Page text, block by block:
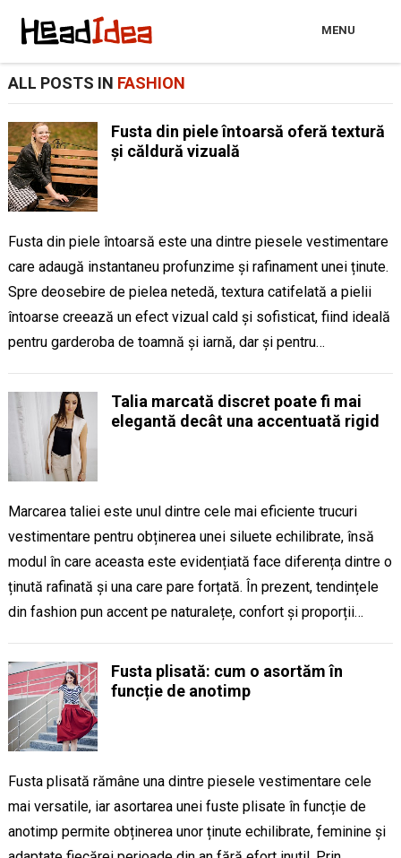
MENU
ALL POSTS IN FASHION
Fusta din piele întoarsă oferă textură
și căldură vizuală
Fusta din piele întoarsă este una dintre piesele vestimentare
care adaugă instantaneu profunzime și rafinament unei ținute.
Spre deosebire de pielea netedă, textura catifelată a pielii
întoarse creează un efect vizual cald și sofisticat, fiind ideală
pentru garderoba de toamnă și iarnă, dar și pentru…
Talia marcată discret poate fi mai
elegantă decât una accentuată rigid
Marcarea taliei este unul dintre cele mai eficiente trucuri
vestimentare pentru obținerea unei siluete echilibrate, însă
modul în care aceasta este evidențiată face diferența dintre o
ținută rafinată și una care pare forțată. În prezent, tendințele
din fashion pun accent pe naturalețe, confort și proporții…
Fusta plisată: cum o asortăm în
funcție de anotimp
Fusta plisată rămâne una dintre piesele vestimentare cele
mai versatile, iar asortarea unei fuste plisate în funcție de
anotimp permite obținerea unor ținute echilibrate, feminine și